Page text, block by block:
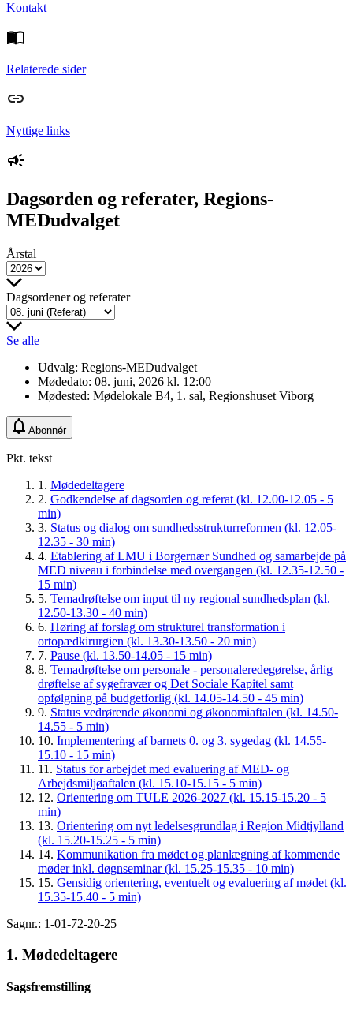
Kontakt
Relaterede sider
Nyttige links
Dagsorden og referater, Regions-
MEDudvalget
Årstal
Dagsordener og referater
Se alle
Udvalg: Regions-MEDudvalget
Mødedato: 08. juni, 2026 kl. 12:00
Mødested: Mødelokale B4, 1. sal, Regionshuset Viborg
Abonnér
Pkt. tekst
1. Mødedeltagere
2. Godkendelse af dagsorden og referat (kl. 12.00-12.05 - 5
min)
3. Status og dialog om sundhedsstrukturreformen (kl. 12.05-
12.35 - 30 min)
4. Etablering af LMU i Borgernær Sundhed og samarbejde på
MED niveau i forbindelse med overgangen (kl. 12.35-12.50 -
15 min)
5. Temadrøftelse om input til ny regional sundhedsplan (kl.
12.50-13.30 - 40 min)
6. Høring af forslag om strukturel transformation i
ortopædkirurgien (kl. 13.30-13.50 - 20 min)
7. Pause (kl. 13.50-14.05 - 15 min)
8. Temadrøftelse om personale - personaleredegørelse, årlig
drøftelse af sygefravær og Det Sociale Kapitel samt
opfølgning på budgetforlig (kl. 14.05-14.50 - 45 min)
9. Status vedrørende økonomi og økonomiaftalen (kl. 14.50-
14.55 - 5 min)
10. Implementering af barnets 0. og 3. sygedag (kl. 14.55-
15.10 - 15 min)
11. Status for arbejdet med evaluering af MED- og
Arbejdsmiljøaftalen (kl. 15.10-15.15 - 5 min)
12. Orientering om TULE 2026-2027 (kl. 15.15-15.20 - 5
min)
13. Orientering om nyt ledelsesgrundlag i Region Midtjylland
(kl. 15.20-15.25 - 5 min)
14. Kommunikation fra mødet og planlægning af kommende
møder inkl. døgnseminar (kl. 15.25-15.35 - 10 min)
15. Gensidig orientering, eventuelt og evaluering af mødet (kl.
15.35-15.40 - 5 min)
Sagnr.: 1-01-72-20-25
1. Mødedeltagere
Sagsfremstilling